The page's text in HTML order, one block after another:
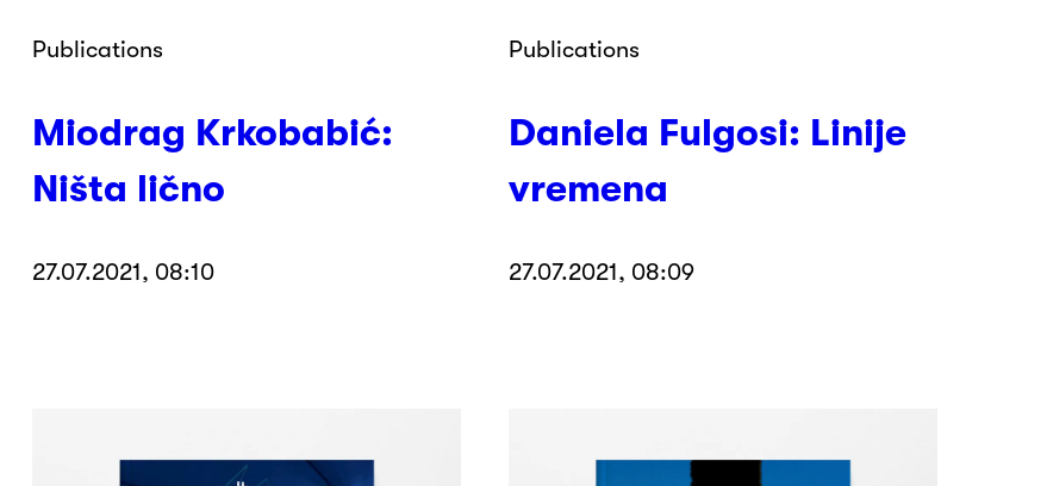
Publications
Miodrag Krkobabić:
Ništa lično
27.07.2021, 08:10
Publications
Daniela Fulgosi: Linije
vremena
27.07.2021, 08:09